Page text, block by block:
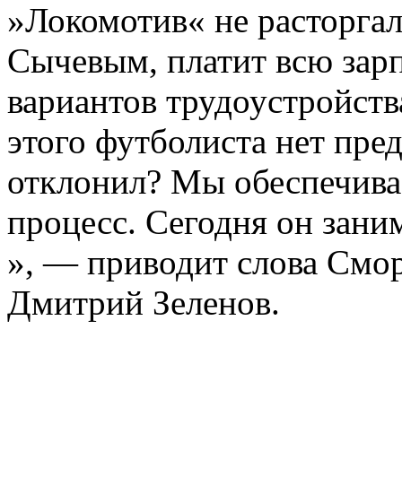
»Локомотив« не
Сычевым, платит всю
вариантов
этого футболиста нет
отклонил? Мы
процесс. Сегодня он
», — приводит слова
Дмитрий Зеленов.